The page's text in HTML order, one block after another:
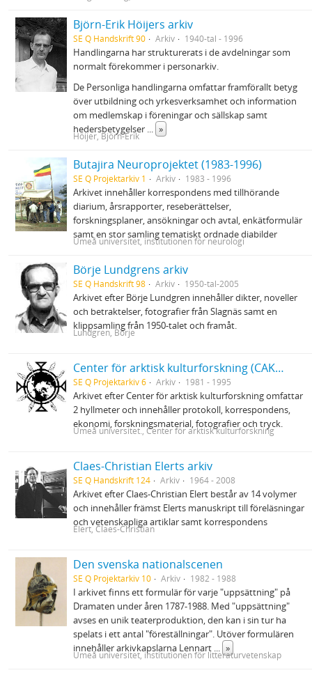
Björn-Erik Höijers arkiv
SE Q Handskrift 90 Arkiv 1940-tal - 1996
Handlingarna har strukturerats i de avdelningar som
normalt förekommer i personarkiv.
De Personliga handlingarna omfattar framförallt betyg
över utbildning och yrkesverksamhet och information
om medlemskap i föreningar och sällskap samt
hedersbetygelser ... »
Höijer, Björn-Erik
Butajira Neuroprojektet (1983-1996)
SE Q Projektarkiv 1 Arkiv 1983 - 1996
Arkivet innehåller korrespondens med tillhörande
diarium, årsrapporter, reseberättelser,
forskningsplaner, ansökningar och avtal, enkätformulär
samt en stor samling tematiskt ordnade diabilder
Umeå universitet, institutionen för neurologi
Börje Lundgrens arkiv
SE Q Handskrift 98 Arkiv 1950-tal-2005
Arkivet efter Börje Lundgren innehåller dikter, noveller
och betraktelser, fotografier från Slagnäs samt en
klippsamling från 1950-talet och framåt.
Lundgren, Börje
Center för arktisk kulturforskning (CAK) vid Umeå universitet
SE Q Projektarkiv 6 Arkiv 1981 - 1995
Arkivet efter Center för arktisk kulturforskning omfattar
2 hyllmeter och innehåller protokoll, korrespondens,
ekonomi, forskningsmaterial, fotografier och tryck.
Umeå universitet., Center för arktisk kulturforskning
Claes-Christian Elerts arkiv
SE Q Handskrift 124 Arkiv 1964 - 2008
Arkivet efter Claes-Christian Elert består av 14 volymer
och innehåller främst Elerts manuskript till föreläsningar
och vetenskapliga artiklar samt korrespondens
Elert, Claes-Christian
Den svenska nationalscenen
SE Q Projektarkiv 10 Arkiv 1982 - 1988
I arkivet finns ett formulär för varje "uppsättning" på
Dramaten under åren 1787-1988. Med "uppsättning"
avses en unik teaterproduktion, den kan i sin tur ha
spelats i ett antal "föreställningar". Utöver formulären
innehåller arkivkapslarna Lennart ... »
Umeå universitet, institutionen för litteraturvetenskap